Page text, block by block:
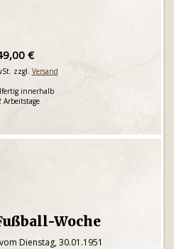
€
zzgl. Versand
innerhalb
Arbeitstage
Woche
Dienstag, 30.01.1951